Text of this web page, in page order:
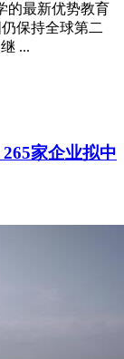
的最新优势教育
保持全球第二
...
家企业拟中